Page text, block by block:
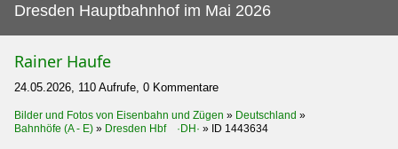
Dresden Hauptbahnhof im Mai 2026
Rainer Haufe
24.05.2026, 110 Aufrufe, 0 Kommentare
Bilder und Fotos von Eisenbahn und Zügen » Deutschland »
Bahnhöfe (A - E) » Dresden Hbf ·DH· » ID 1443634